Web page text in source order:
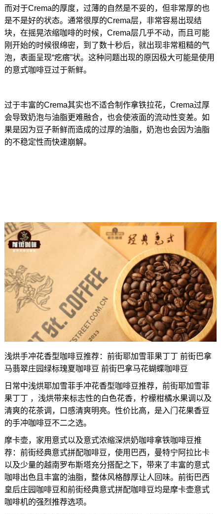
而对于Crema的厚度，过薄的自然是不妥的，但非常厚的也
是不是好的状态。通常很厚的Crema层，非常容易出现结
块，在摇晃浓缩咖啡的时候，Crema层几乎不动，而且可能
刚开始的时候很绵密，到了数十秒后，就出现非常粗糙的气
泡，表面呈现“疙瘩”状。这种问题出现的原因极大可能是使用
的意式咖啡豆过于新鲜。
过于丰富的Crema其实也不适合制作拿铁拉花，Crema过厚
会导致奶泡与油脂更难融合，也会使液面的流动性变差。如
果是因为豆子新鲜而造成的过厚的油脂，奶泡也会因为油脂
的不稳定性而快速崩解。
浅烘手冲花香型咖啡豆推荐：前街耶加雪菲果丁丁 前街巴拿
马翡翠庄园绿标瑰夏咖啡豆 前街巴拿马花蝴蝶咖啡豆
日常中浅烘耶加雪菲手冲花香型咖啡豆推荐，前街耶加雪菲
果丁丁 ，浅烘带来标志性的白色花香，柠檬柑橘水果调以及
清爽的花茶调，口感清爽明亮。性价比高，是入门花果香豆
的手冲咖啡豆不二之选。
摩卡壶，家用意式以及意式浓缩深烘奶咖啡拿铁咖啡豆推
荐：前街经典意式拼配咖啡豆，使用巴西，曼特宁阿拉比卡
以及少量的越南罗布斯塔充分搭配之下，带来了丰富的意式
咖啡出色且丰富的油脂，整体风格醇厚让人回味。前街巴西
皇后庄园咖啡豆和前街经典意式拼配咖啡豆均是摩卡壶意式
咖啡机的强烈推荐选项。